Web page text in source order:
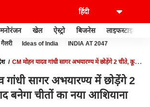
मनोरंजन खेल ऐस्ट्रो बिजनेस लाइफस्टाइल
गैलरी Ideas of India INDIA AT 2047
CM मोहन यादव गांधी सागर अभयारण्य में छोड़ेंगे 2 चीते, कूनो
गांधी सागर अभयारण्य में छोड़ेंगे 2
बनेगा चीतों का नया आशियाना